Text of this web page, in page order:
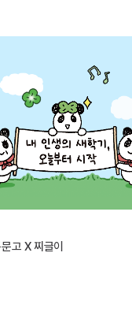
고 X 찌글이